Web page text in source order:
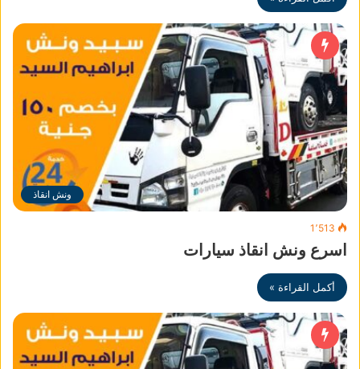
ونش انقاذ
1٬513
اسرع ونش انقاذ سيارات
أكمل القراءة »